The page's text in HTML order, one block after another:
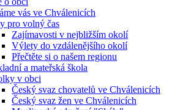
vás ve Chválenicích
pro volný čas
Zajímavosti v nejbližším okolí
Výlety do vzdálenějšího okolí
Přečtěte si o našem regionu
a mateřská škola
v obci
Český svaz chovatelů ve Chválenicích
Český svaz žen ve Chválenicích